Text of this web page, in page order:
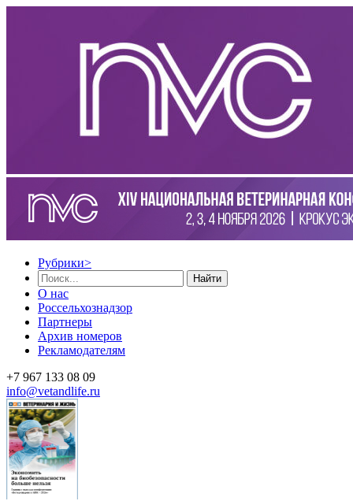
Рубрики>
Найти
О нас
Россельхознадзор
Партнеры
Архив номеров
Рекламодателям
+7 967 133 08 09
info@vetandlife.ru